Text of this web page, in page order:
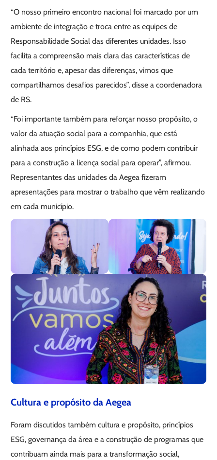
“O nosso primeiro encontro nacional foi marcado por um
ambiente de integração e troca entre as equipes de
Responsabilidade Social das diferentes unidades. Isso
facilita a compreensão mais clara das características de
cada território e, apesar das diferenças, vimos que
compartilhamos desafios parecidos”, disse a coordenadora
de RS.
“Foi importante também para reforçar nosso propósito, o
valor da atuação social para a companhia, que está
alinhada aos princípios ESG, e de como podem contribuir
para a construção a licença social para operar”, afirmou.
Representantes das unidades da Aegea fizeram
apresentações para mostrar o trabalho que vêm realizando
em cada município.
Cultura e propósito da Aegea
Foram discutidos também cultura e propósito, princípios
ESG, governança da área e a construção de programas que
contribuam ainda mais para a transformação social,